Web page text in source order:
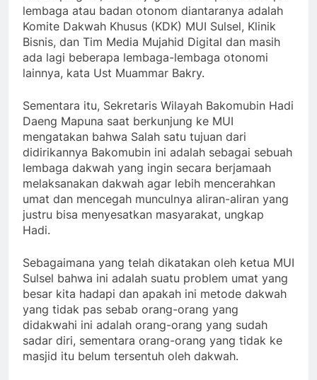
lembaga atau badan otonom diantaranya adalah
Komite Dakwah Khusus (KDK) MUI Sulsel, Klinik
Bisnis, dan Tim Media Mujahid Digital dan masih
ada lagi beberapa lembaga-lembaga otonomi
lainnya, kata Ust Muammar Bakry.
Sementara itu, Sekretaris Wilayah Bakomubin Hadi
Daeng Mapuna saat berkunjung ke MUI
mengatakan bahwa Salah satu tujuan dari
didirikannya Bakomubin ini adalah sebagai sebuah
lembaga dakwah yang ingin secara berjamaah
melaksanakan dakwah agar lebih mencerahkan
umat dan mencegah munculnya aliran-aliran yang
justru bisa menyesatkan masyarakat, ungkap
Hadi.
Sebagaimana yang telah dikatakan oleh ketua MUI
Sulsel bahwa ini adalah suatu problem umat yang
besar kita hadapi dan apakah ini metode dakwah
yang tidak pas sebab orang-orang yang
didakwahi ini adalah orang-orang yang sudah
sadar diri, sementara orang-orang yang tidak ke
masjid itu belum tersentuh oleh dakwah.